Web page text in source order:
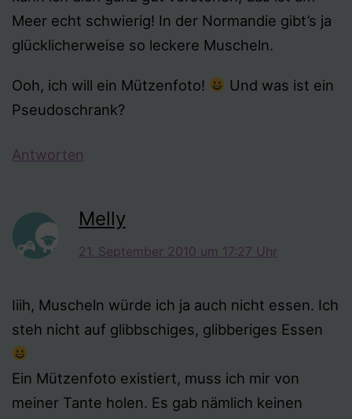
Meer echt schwierig! In der Normandie gibt’s ja
glücklicherweise so leckere Muscheln.
Ooh, ich will ein Mützenfoto!
Und was ist ein
Pseudoschrank?
Antworten
Melly
21. September 2010 um 17:27 Uhr
Iiih, Muscheln würde ich ja auch nicht essen. Ich
steh nicht auf glibbschiges, glibberiges Essen
Ein Mützenfoto existiert, muss ich mir von
meiner Tante holen. Es gab nämlich keinen